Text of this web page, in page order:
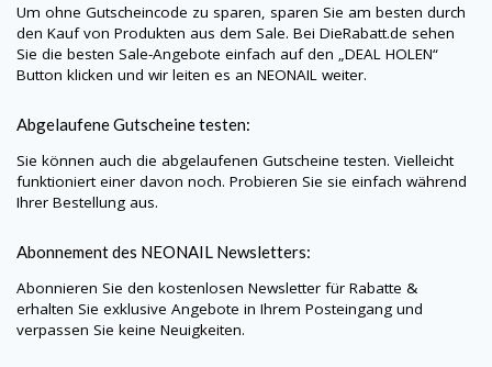
Um ohne Gutscheincode zu sparen, sparen Sie am besten durch
den Kauf von Produkten aus dem Sale. Bei DieRabatt.de sehen
Sie die besten Sale-Angebote einfach auf den „DEAL HOLEN“
Button klicken und wir leiten es an NEONAIL weiter.
Abgelaufene Gutscheine testen:
Sie können auch die abgelaufenen Gutscheine testen. Vielleicht
funktioniert einer davon noch. Probieren Sie sie einfach während
Ihrer Bestellung aus.
Abonnement des NEONAIL Newsletters:
Abonnieren Sie den kostenlosen Newsletter für Rabatte &
erhalten Sie exklusive Angebote in Ihrem Posteingang und
verpassen Sie keine Neuigkeiten.